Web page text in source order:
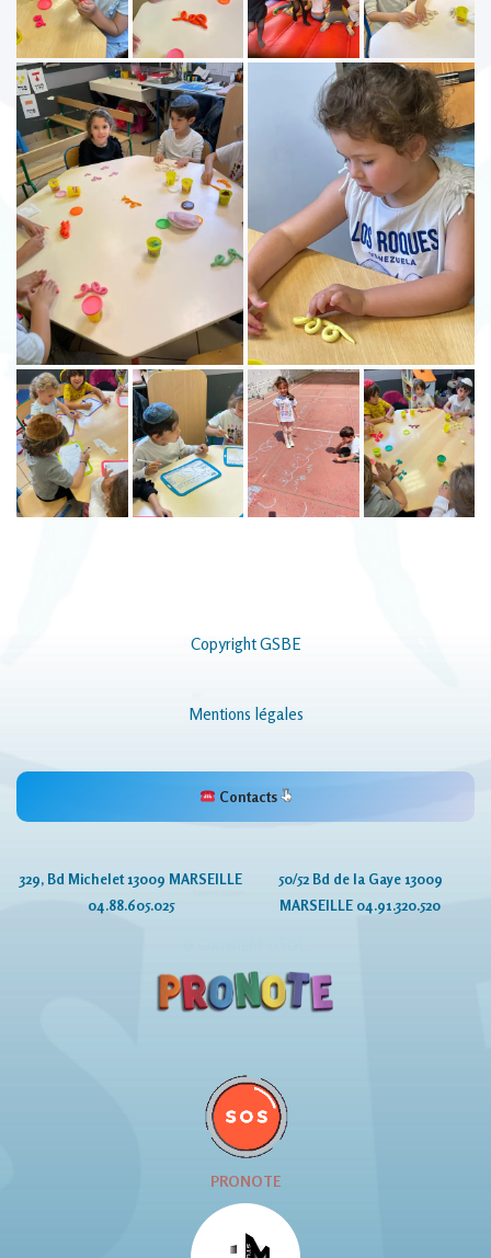
Copyright GSBE
Mentions légales
Contacts
329, Bd Michelet 13009 MARSEILLE
04.88.605.025
50/52 Bd de la Gaye 13009
MARSEILLE 04.91.320.520
PRONOTE